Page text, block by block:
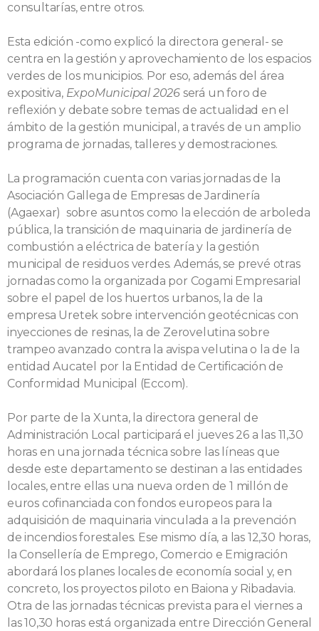
consultarías, entre otros.
Esta edición -como explicó la directora general- se
centra en la gestión y aprovechamiento de los espacios
verdes de los municipios. Por eso, además del área
expositiva, ExpoMunicipal 2026 será un foro de
reflexión y debate sobre temas de actualidad en el
ámbito de la gestión municipal, a través de un amplio
programa de jornadas, talleres y demostraciones.
La programación cuenta con varias jornadas de la
Asociación Gallega de Empresas de Jardinería
(Agaexar) sobre asuntos como la elección de arboleda
pública, la transición de maquinaria de jardinería de
combustión a eléctrica de batería y la gestión
municipal de residuos verdes. Además, se prevé otras
jornadas como la organizada por Cogami Empresarial
sobre el papel de los huertos urbanos, la de la
empresa Uretek sobre intervención geotécnicas con
inyecciones de resinas, la de Zerovelutina sobre
trampeo avanzado contra la avispa velutina o la de la
entidad Aucatel por la Entidad de Certificación de
Conformidad Municipal (Eccom).
Por parte de la Xunta, la directora general de
Administración Local participará el jueves 26 a las 11,30
horas en una jornada técnica sobre las líneas que
desde este departamento se destinan a las entidades
locales, entre ellas una nueva orden de 1 millón de
euros cofinanciada con fondos europeos para la
adquisición de maquinaria vinculada a la prevención
de incendios forestales. Ese mismo día, a las 12,30 horas,
la Consellería de Emprego, Comercio e Emigración
abordará los planes locales de economía social y, en
concreto, los proyectos piloto en Baiona y Ribadavia.
Otra de las jornadas técnicas prevista para el viernes a
las 10,30 horas está organizada entre Dirección General